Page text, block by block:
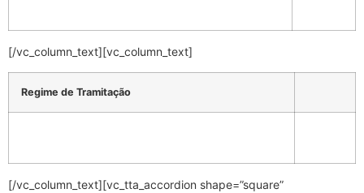
[/vc_column_text][vc_column_text]
Regime de Tramitação
[/vc_column_text][vc_tta_accordion shape=”square”